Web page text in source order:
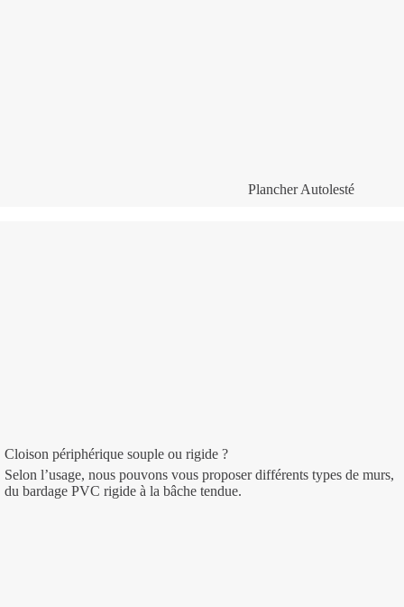
Plancher Autolesté
Cloison périphérique souple ou rigide ?
Selon l’usage, nous pouvons vous proposer différents types de murs,
du bardage PVC rigide à la bâche tendue.